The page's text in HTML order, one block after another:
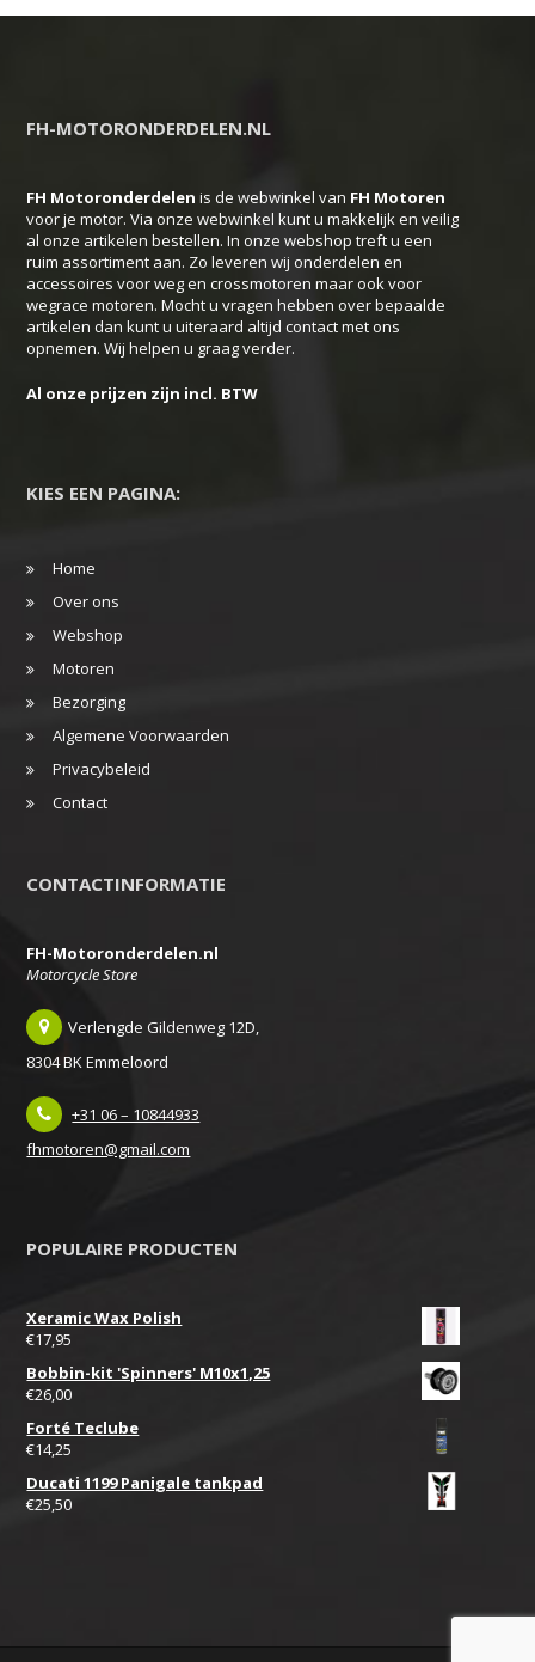
heeft
optie
gekozen
worden
op
de
productpagina
FH-MOTORONDERDELEN.NL
FH Motoronderdelen is de webwinkel van FH Motoren
voor je motor. Via onze webwinkel kunt u makkelijk en veilig
al onze artikelen bestellen. In onze webshop treft u een
ruim assortiment aan. Zo leveren wij onderdelen en
accessoires voor weg en crossmotoren maar ook voor
wegrace motoren. Mocht u vragen hebben over bepaalde
artikelen dan kunt u uiteraard altijd contact met ons
opnemen. Wij helpen u graag verder.
Al onze prijzen zijn incl. BTW
KIES EEN PAGINA:
Home
Over ons
Webshop
Motoren
Bezorging
Algemene Voorwaarden
Privacybeleid
Contact
CONTACTINFORMATIE
FH-Motoronderdelen.nl
Motorcycle Store
Verlengde Gildenweg 12D,
8304 BK Emmeloord
+31 06 – 10844933
fhmotoren@gmail.com
POPULAIRE PRODUCTEN
Xeramic Wax Polish
€17,95
Bobbin-kit 'Spinners' M10x1,25
€26,00
Forté Teclube
€14,25
Ducati 1199 Panigale tankpad
€25,50